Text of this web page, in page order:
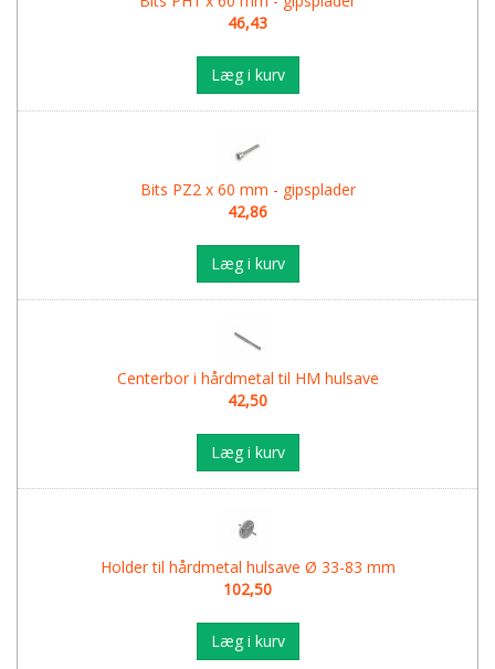
46,43
Læg i kurv
Bits PZ2 x 60 mm - gipsplader
42,86
Læg i kurv
Centerbor i hårdmetal til HM hulsave
42,50
Læg i kurv
Holder til hårdmetal hulsave Ø 33-83 mm
102,50
Læg i kurv